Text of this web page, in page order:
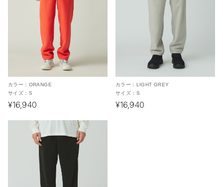
カラー： ORANGE
サイズ： S
¥16,940
カラー： LIGHT GREY
サイズ： S
¥16,940